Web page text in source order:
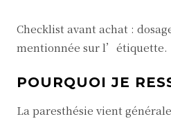
Checklist avant achat :
mentionnée sur l’étiquette.
POURQUOI JE
La paresthésie vient